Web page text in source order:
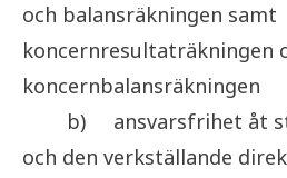
och balansräkningen samt
koncernresultaträkningen
koncernbalansräkningen
b)
ansvarsfrihet åt
och den verkställande